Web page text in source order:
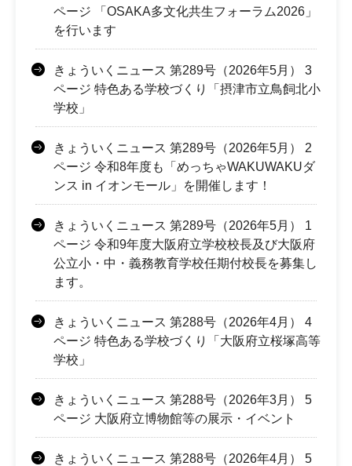
ページ 「OSAKA多文化共生フォーラム2026」
を行います
きょういくニュース 第289号（2026年5月） 3
ページ 特色ある学校づくり「摂津市立鳥飼北小
学校」
きょういくニュース 第289号（2026年5月） 2
ページ 令和8年度も「めっちゃWAKUWAKUダ
ンス in イオンモール」を開催します！
きょういくニュース 第289号（2026年5月） 1
ページ 令和9年度大阪府立学校校長及び大阪府
公立小・中・義務教育学校任期付校長を募集し
ます。
きょういくニュース 第288号（2026年4月） 4
ページ 特色ある学校づくり「大阪府立桜塚高等
学校」
きょういくニュース 第288号（2026年3月） 5
ページ 大阪府立博物館等の展示・イベント
きょういくニュース 第288号（2026年4月） 5